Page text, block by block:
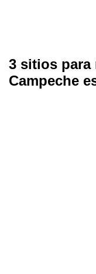
3 sitios para
Campeche